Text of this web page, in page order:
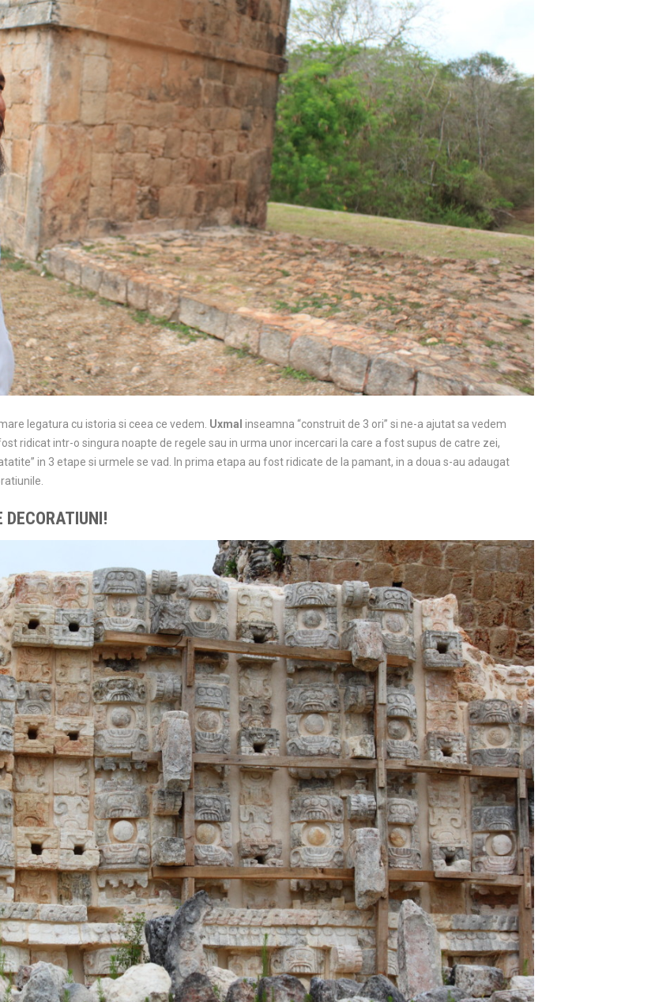
legatura cu istoria si ceea ce vedem. Uxmal inseamna “construit de 3 ori” si ne-a ajutat sa vedem
ridicat intr-o singura noapte de regele sau in urma unor incercari la care a fost supus de catre zei,
in 3 etape si urmele se vad. In prima etapa au fost ridicate de la pamant, in a doua s-au adaugat
DECORATIUNI!